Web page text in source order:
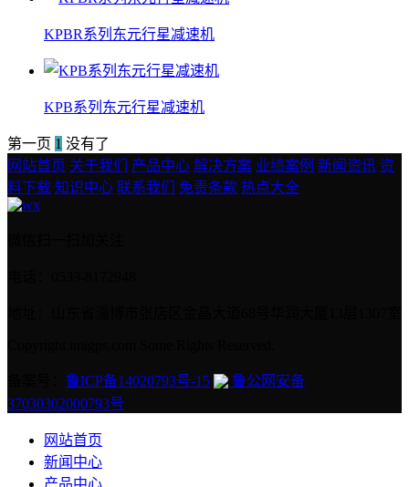
KPBR系列东元行星减速机
KPB系列东元行星减速机
第一页 1 没有了
网站首页 关于我们 产品中心 解决方案 业绩案例 新闻资讯 资
料下载 知识中心 联系我们 免责条款 热点大全
鲁ICP备14020793号-15
鲁公网安备
37030302000793号
网站首页
新闻中心
产品中心